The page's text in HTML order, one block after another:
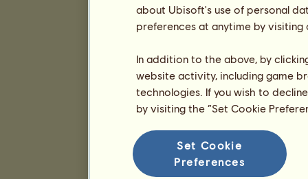
about Ubisoft's use of personal
preferences at anytime by
In addition to the above, by
website activity, including game
technologies. If you wish to
by visiting the “Set Cookie
Set Cookie
Preferences